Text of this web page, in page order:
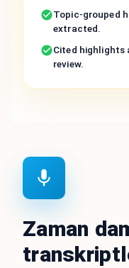
Topic-grouped
extracted.
Cited
review.
Zaman